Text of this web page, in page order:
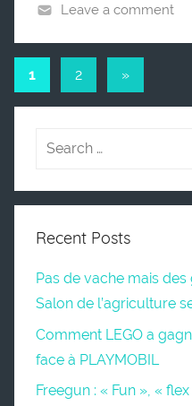
Leave a comment
Posts
1 2
Next
»
Recent Posts
Pas de vache mais
Salon de l’agriculture
Comment LEGO a
face à PLAYMOBIL
Freegun : « Fun », «